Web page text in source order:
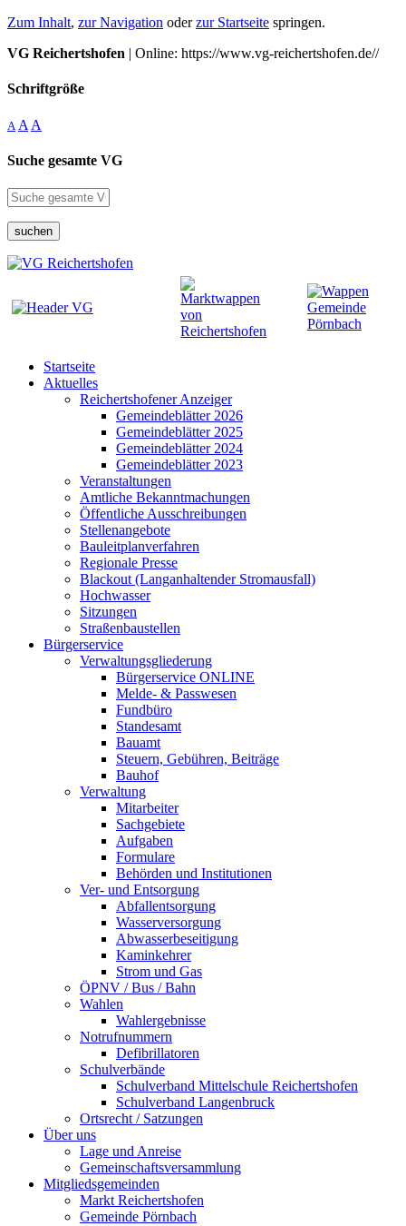
Zum Inhalt, zur Navigation oderzur Startseite springen.
VG Reichertshofen | Online: https://www.vg-reichertshofen.de//
Schriftgröße
A A A
Suche gesamte VG
suchen
Startseite
Aktuelles
Reichertshofener Anzeiger
Gemeindeblätter 2026
Gemeindeblätter 2025
Gemeindeblätter 2024
Gemeindeblätter 2023
Veranstaltungen
Amtliche Bekanntmachungen
Öffentliche Ausschreibungen
Stellenangebote
Bauleitplanverfahren
Regionale Presse
Blackout (Langanhaltender Stromausfall)
Hochwasser
Sitzungen
Straßenbaustellen
Bürgerservice
Verwaltungsgliederung
Bürgerservice ONLINE
Melde- & Passwesen
Fundbüro
Standesamt
Bauamt
Steuern, Gebühren, Beiträge
Bauhof
Verwaltung
Mitarbeiter
Sachgebiete
Aufgaben
Formulare
Behörden und Institutionen
Ver- und Entsorgung
Abfallentsorgung
Wasserversorgung
Abwasserbeseitigung
Kaminkehrer
Strom und Gas
ÖPNV / Bus / Bahn
Wahlen
Wahlergebnisse
Notrufnummern
Defibrillatoren
Schulverbände
Schulverband Mittelschule Reichertshofen
Schulverband Langenbruck
Ortsrecht / Satzungen
Über uns
Lage und Anreise
Gemeinschaftsversammlung
Mitgliedsgemeinden
Markt Reichertshofen
Gemeinde Pörnbach